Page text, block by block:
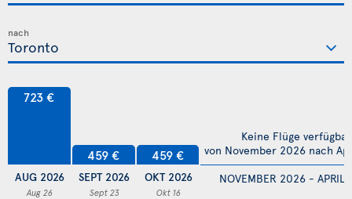
nach
723 €
AUG 2026
Aug 26
459 €
SEPT 2026
Sept 23
459 €
OKT 2026
Okt 16
NOVEMBER 2026 - APRIL
Keine Flüge verfügbar
von November 2026 nach